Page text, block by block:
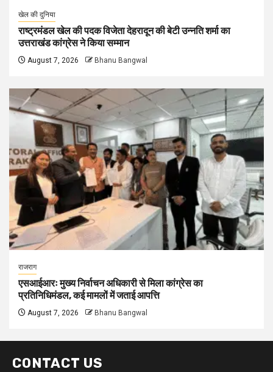
खेल की दुनिया
राष्ट्रमंडल खेल की पदक विजेता देहरादून की बेटी उन्नति शर्मा का
उत्तराखंड कांग्रेस ने किया सम्मान
August 7, 2026 Bhanu Bangwal
राजराग
एसआईआरः मुख्य निर्वाचन अधिकारी से मिला कांग्रेस का
प्रतिनिधिमंडल, कई मामलों में जताई आपत्ति
August 7, 2026 Bhanu Bangwal
CONTACT US